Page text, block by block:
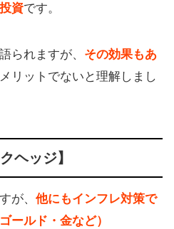
資です。
られますが、 その効果もあ
リットでないと理解しまし
ヘッジ】
が、 他にもインフレ対策で
ールド・金など）